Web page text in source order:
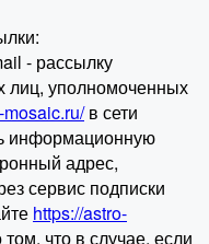
- рассылку
лиц, уполномоченных
в сети
информационную
адрес,
сервис подписки
https://astro-
что в случае, если